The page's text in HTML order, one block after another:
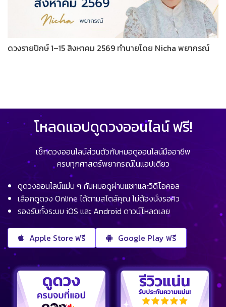
ดวงรายปักษ์ 1–15 สิงหาคม 2569 ทำนายโดย Nicha พยากรณ์
โหลดแอปดูดวงออนไลน์ ฟรี!
เช็กดวงออนไลน์ส่วนตัวกับหมอดูออนไลน์มืออาชีพ
ครบทุกศาสตร์พยากรณ์ในแอปเดียว
ดูดวงออนไลน์แม่น ๆ กับหมอดูผ่านแชทและวิดีโอคอล
เลือกดูดวง Online ได้ตามสไตล์คุณ ไม่ต้องนั่งรอคิว
รองรับทั้งระบบ iOS และ Android ดาวน์โหลดเลย
Apple Store ฟรี Google Play ฟรี